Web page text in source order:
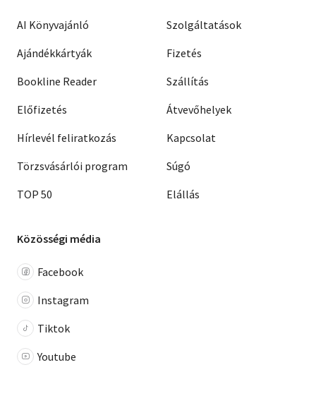
AI Könyvajánló
Ajándékkártyák
Bookline Reader
Előfizetés
Hírlevél feliratkozás
Törzsvásárlói program
TOP 50
Szolgáltatások
Fizetés
Szállítás
Átvevőhelyek
Kapcsolat
Súgó
Elállás
Közösségi média
Facebook
Instagram
Tiktok
Youtube